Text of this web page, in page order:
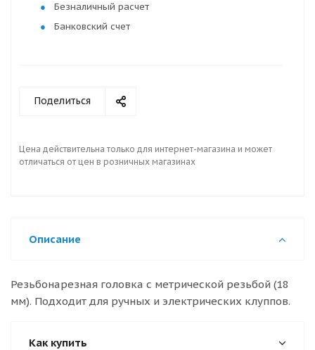
Безналичный расчет
Банковский счет
Поделиться
Цена действительна только для интернет-магазина и может
отличаться от цен в розничных магазинах
Описание
Резьбонарезная головка с метрической резьбой (18
мм). Подходит для ручных и электрических клуппов.
Как купить